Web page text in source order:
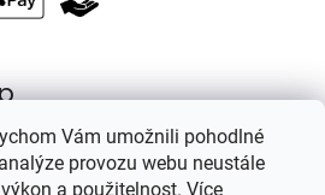
Vám umožnili pohodlné
provozu webu neustále
a použitelnost. Více